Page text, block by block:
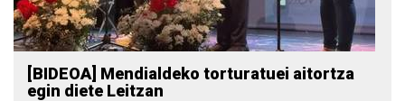
[BIDEOA] Mendialdeko torturatuei aitortza
egin diete Leitzan